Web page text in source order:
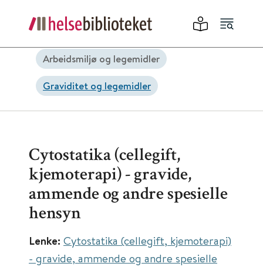
Arbeidsmiljø og legemidler
Graviditet og legemidler
Cytostatika (cellegift,
kjemoterapi) - gravide,
ammende og andre spesielle
hensyn
Lenke: Cytostatika (cellegift, kjemoterapi)
- gravide, ammende og andre spesielle